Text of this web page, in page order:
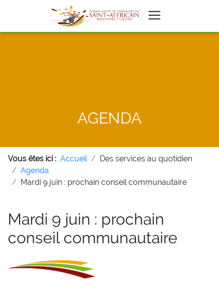
AGENDA
Vous êtes ici : Accueil
Des services au quotidien
Agenda
Mardi 9 juin : prochain conseil communautaire
Mardi 9 juin : prochain
conseil communautaire